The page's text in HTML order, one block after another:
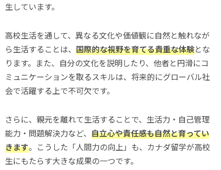
生しています。
高校生活を通して、異なる文化や価値観に自然と触れなが
ら生活することは、 国際的な視野を育てる貴重な体験とな
ります。また、自分の文化を説明したり、他者と円滑にコ
ミュニケーションを取るスキルは、将来的にグローバル社
会で活躍する上で不可欠です。
さらに、親元を離れて生活することで、生活力・自己管理
能力・問題解決力など、 自立心や責任感も自然と育ってい
きます。こうした「人間力の向上」も、カナダ留学が高校
生にもたらす大きな成果の一つです。